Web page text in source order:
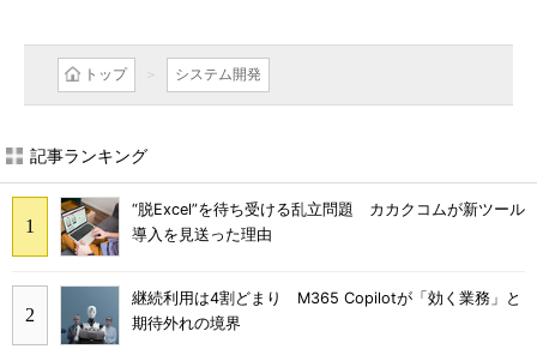
トップ システム開発
記事ランキング
“脱Excel”を待ち受ける乱立問題 カカクコムが新ツール
導入を見送った理由
継続利用は4割どまり M365 Copilotが「効く業務」と
期待外れの境界